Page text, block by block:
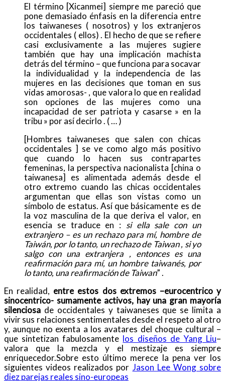
El término [Xicanmei] siempre me pareció que
pone demasiado énfasis en la diferencia entre
los taiwaneses ( nosotros) y los extranjeros
occidentales ( ellos) . El hecho de que se refiere
casi exclusivamente a las mujeres sugiere
también que hay una implicación machista
detrás del término – que funciona para socavar
la individualidad y la independencia de las
mujeres en las decisiones que toman en sus
vidas amorosas- , que valora lo que en realidad
son opciones de las mujeres como una
incapacidad de ser patriota y casarse » en la
tribu » por así decirlo . ( … )
[Hombres taiwaneses que salen con chicas
occidentales ] se ve como algo más positivo
que cuando lo hacen sus contrapartes
femeninas, la perspectiva nacionalista [china o
taiwanesa] es alimentada además desde el
otro extremo cuando las chicas occidentales
argumentan que ellas son vistas como un
símbolo de estatus. Así que básicamente es de
la voz masculina de la que deriva el valor, en
esencia se traduce en : si ella sale con un
extranjero – es un rechazo para mí, hombre de
Taiwán, por lo tanto, un rechazo de Taiwan , si yo
salgo con una extranjera , entonces es una
reafirmación para mí, un hombre taiwanés, por
lo tanto, una reafirmación de Taiwan” .
En realidad, entre estos dos extremos –eurocentrico y
sinocentrico- sumamente activos, hay una gran mayoría
silenciosa de occidentales y taiwaneses que se limita a
vivir sus relaciones sentimentales desde el respeto al otro
y, aunque no exenta a los avatares del choque cultural –
que sintetizan fabulosamente los diseños de Yang Liu–
valora que la mezcla y el mestizaje es siempre
enriquecedor.Sobre esto último merece la pena ver los
siguientes videos realizados por Jason Lee Wong sobre
diez parejas reales sino-europeas